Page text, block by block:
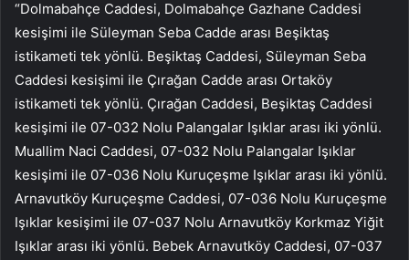
“Dolmabahçe Caddesi, Dolmabahçe Gazhane Caddesi
kesişimi ile Süleyman Seba Cadde arası Beşiktaş
istikameti tek yönlü. Beşiktaş Caddesi, Süleyman Seba
Caddesi kesişimi ile Çırağan Cadde arası Ortaköy
istikameti tek yönlü. Çırağan Caddesi, Beşiktaş Caddesi
kesişimi ile 07-032 Nolu Palangalar Işıklar arası iki yönlü.
Muallim Naci Caddesi, 07-032 Nolu Palangalar Işıklar
kesişimi ile 07-036 Nolu Kuruçeşme Işıklar arası iki yönlü.
Arnavutköy Kuruçeşme Caddesi, 07-036 Nolu Kuruçeşme
Işıklar kesişimi ile 07-037 Nolu Arnavutköy Korkmaz Yiğit
Işıklar arası iki yönlü. Bebek Arnavutköy Caddesi, 07-037